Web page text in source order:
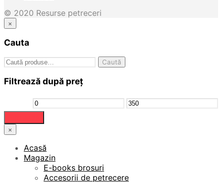
© 2020 Resurse petreceri
×
Cauta
Caută
după:
Caută
Filtrează după preț
Preț
Preț
×
Acasă
Magazin
E-books brosuri
Accesorii de petrecere